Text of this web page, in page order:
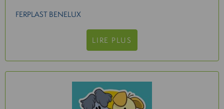
FERPLAST BENELUX
LIRE PLUS